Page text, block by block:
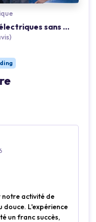
Chasse au trésor en bateau électriques sans permis à Lille
notre activité de
douce. L'expérience
un franc succès,